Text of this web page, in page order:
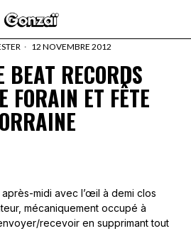
12 NOVEMBRE 2012
BEAT RECORDS
FORAIN ET FÊTE
midi avec l’œil à demi clos
mécaniquement occupé à
recevoir en supprimant tout